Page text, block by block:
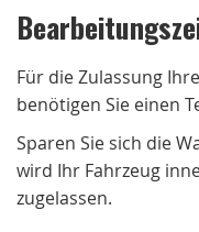
Für die Zulassung
benötigen Sie einen
Sparen Sie sich die
wird Ihr Fahrzeug
zugelassen.